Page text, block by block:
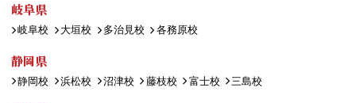
岐阜県
岐阜校 大垣校 多治見校 各務原校
静岡県
静岡校 浜松校 沼津校 藤枝校 富士校 三島校